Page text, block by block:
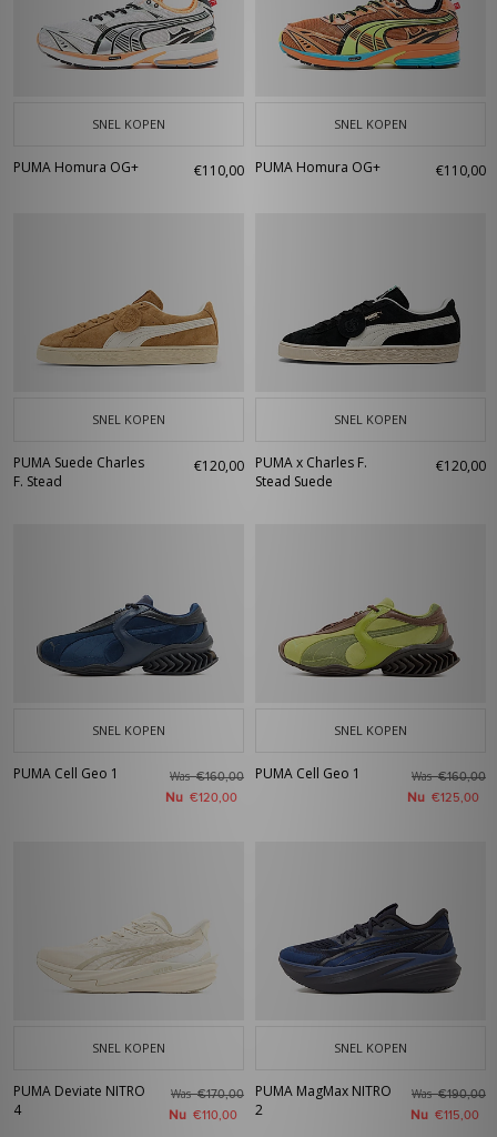
SNEL KOPEN
PUMA Homura OG+ €110,00
SNEL KOPEN
PUMA Homura OG+ €110,00
SNEL KOPEN
PUMA Suede Charles
F. Stead
€120,00
SNEL KOPEN
PUMA x Charles F.
Stead Suede
€120,00
SNEL KOPEN
PUMA Cell Geo 1 Was€160,00
Nu €120,00
SNEL KOPEN
PUMA Cell Geo 1 Was€160,00
Nu €125,00
SNEL KOPEN
PUMA Deviate NITRO
4
Was€170,00
Nu €110,00
SNEL KOPEN
PUMA MagMax NITRO
2
Was€190,00
Nu €115,00